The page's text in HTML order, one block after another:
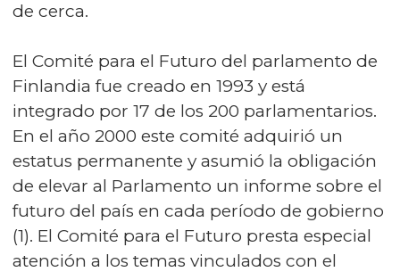
de cerca.
El Comité para el Futuro del parlamento de
Finlandia fue creado en 1993 y está
integrado por 17 de los 200 parlamentarios.
En el año 2000 este comité adquirió un
estatus permanente y asumió la obligación
de elevar al Parlamento un informe sobre el
futuro del país en cada período de gobierno
(1). El Comité para el Futuro presta especial
atención a los temas vinculados con el